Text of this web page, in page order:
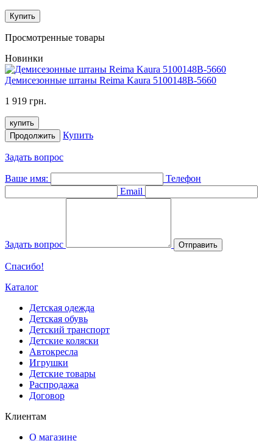
Купить
Просмотренные товары
Новинки
Демисезонные штаны Reima Kaura 5100148B-5660
1 919 грн.
купить
Продолжить
Купить
Задать вопрос
Ваше имя:
Телефон
Email
Задать вопрос Отправить
Спасибо!
Каталог
Детская одежда
Детская обувь
Детский транспорт
Детские коляски
Автокресла
Игрушки
Детские товары
Распродажа
Договор
Клиентам
О магазине